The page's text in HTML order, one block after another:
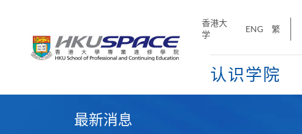
香港大
学
ENG 繁
认识学院
最新消息